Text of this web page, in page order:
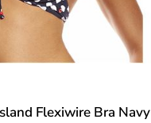
Flexiwire Bra Navy